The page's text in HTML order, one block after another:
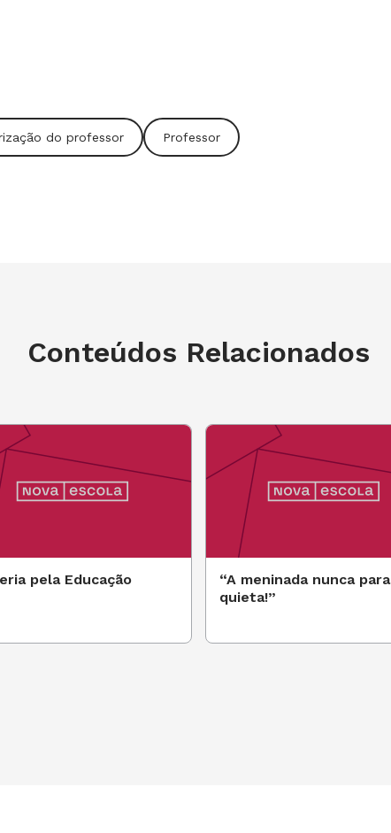
do professor Professor
Conteúdos Relacionados
pela Educação
“A meninada nunca para
quieta!”